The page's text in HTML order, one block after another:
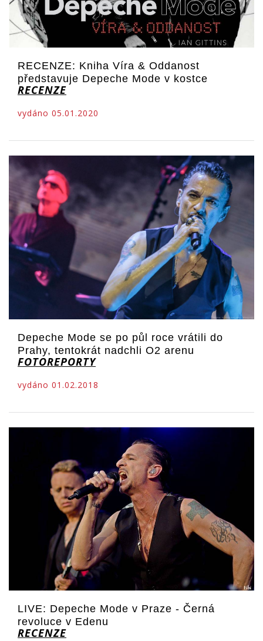
RECENZE: Kniha Víra & Oddanost
představuje Depeche Mode v kostce
RECENZE
vydáno 05.01.2020
Depeche Mode se po půl roce vrátili do
Prahy, tentokrát nadchli O2 arenu
FOTOREPORTY
vydáno 01.02.2018
LIVE: Depeche Mode v Praze - Černá
revoluce v Edenu
RECENZE